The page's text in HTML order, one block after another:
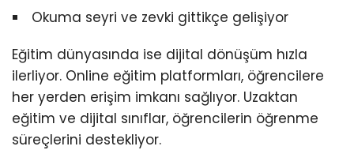
Okuma seyri ve zevki gittikçe gelişiyor
Eğitim dünyasında ise dijital dönüşüm hızla
ilerliyor. Online eğitim platformları, öğrencilere
her yerden erişim imkanı sağlıyor. Uzaktan
eğitim ve dijital sınıflar, öğrencilerin öğrenme
süreçlerini destekliyor.